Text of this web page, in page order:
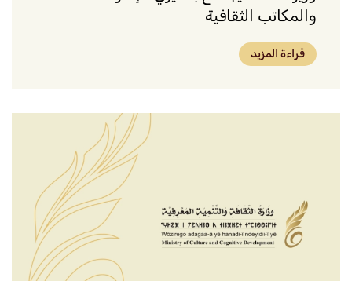
والمكاتب الثقافية
قراءة المزيد